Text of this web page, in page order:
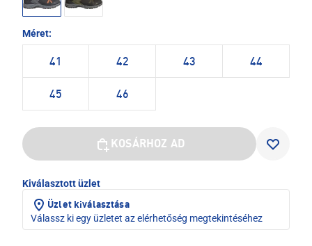
Méret:
41 42 43 44
45 46
KOSÁRHOZ AD
Kiválasztott üzlet
Üzlet kiválasztása
Válassz ki egy üzletet az elérhetőség megtekintéséhez